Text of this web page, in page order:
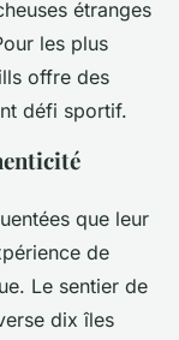
étranges
les plus
offre des
défi sportif.
que leur
de
Le sentier de
dix îles